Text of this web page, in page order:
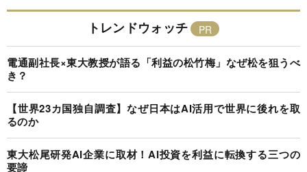
トレンドウォッチ
電通副社長×東大教授が語る「利益の松竹梅」なぜ松を狙うべ
き？
【世界23カ国独自調査】なぜ日本はAI活用で世界に後れを取
るのか
東大松尾研発AI企業に取材！AI投資を利益に転換する三つの
要諦